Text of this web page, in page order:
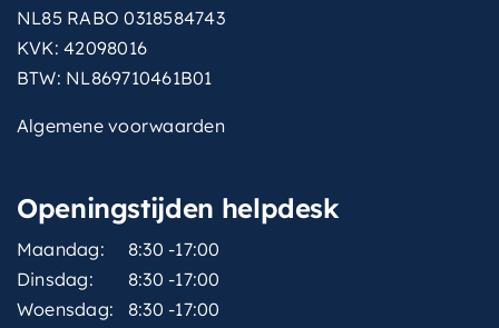
NL85 RABO 0318584743
KVK: 42098016
BTW: NL869710461B01
Algemene voorwaarden
Openingstijden helpdesk
Maandag:
8:30 -17:00
Dinsdag:
8:30 -17:00
Woensdag:
8:30 -17:00